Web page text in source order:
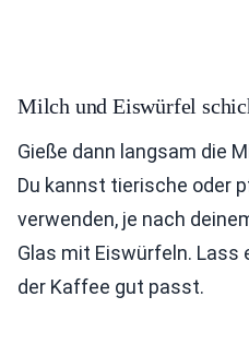
Milch und Eiswürfel
Gieße dann langsam die
Du kannst tierische oder
verwenden, je nach
Glas mit Eiswürfeln. Lass
der Kaffee gut passt.